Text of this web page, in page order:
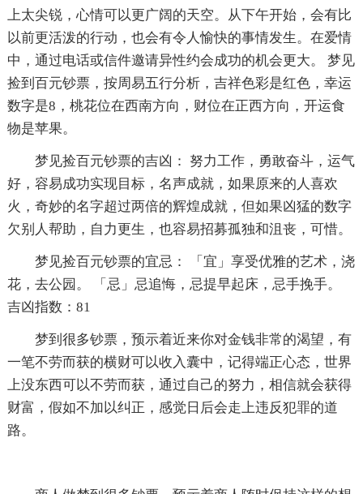
上太尖锐，心情可以更广阔的天空。从下午开始，会有比
以前更活泼的行动，也会有令人愉快的事情发生。在爱情
中，通过电话或信件邀请异性约会成功的机会更大。 梦见
捡到百元钞票，按周易五行分析，吉祥色彩是红色，幸运
数字是8，桃花位在西南方向，财位在正西方向，开运食
物是苹果。
梦见捡百元钞票的吉凶： 努力工作，勇敢奋斗，运气
好，容易成功实现目标，名声成就，如果原来的人喜欢
火，奇妙的名字超过两倍的辉煌成就，但如果凶猛的数字
欠别人帮助，自力更生，也容易招募孤独和沮丧，可惜。
梦见捡百元钞票的宜忌： 「宜」享受优雅的艺术，浇
花，去公园。 「忌」忌追悔，忌提早起床，忌手挽手。
吉凶指数：81
梦到很多钞票，预示着近来你对金钱非常的渴望，有
一笔不劳而获的横财可以收入囊中，记得端正心态，世界
上没东西可以不劳而获，通过自己的努力，相信就会获得
财富，假如不加以纠正，感觉日后会走上违反犯罪的道
路。